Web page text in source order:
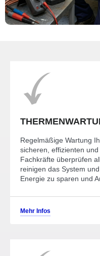
Regelmäßige Wartung
sicheren, effizienten
Fachkräfte überprüfen
reinigen das System
Energie zu sparen und
Mehr Infos